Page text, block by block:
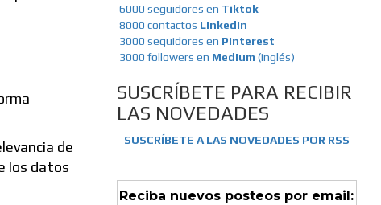
de
los datos
6000 seguidores en Tiktok
8000 contactos Linkedin
3000 seguidores en Pinterest
3000 followers en Medium (inglés)
SUSCRÍBETE PARA RECIBIR
LAS NOVEDADES
SUSCRÍBETE A LAS NOVEDADES POR RSS
Reciba nuevos posteos por email: